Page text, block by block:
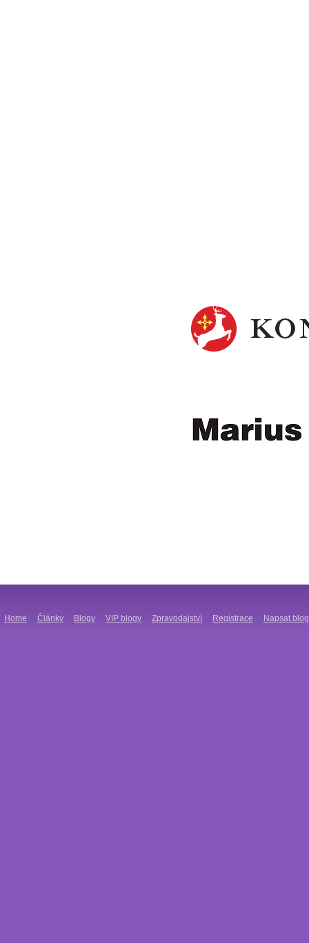
Home Články Blogy VIP blogy Zpravodajství Registrace Napsat blog